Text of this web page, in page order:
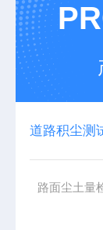
道路积尘测
路面尘土量